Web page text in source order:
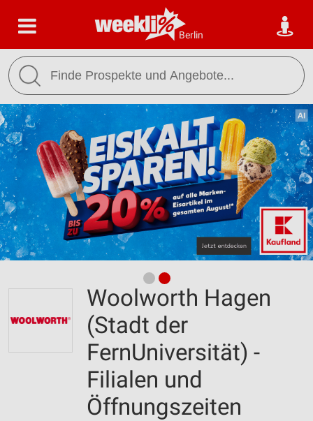
Berlin
Woolworth Hagen
(Stadt der
FernUniversität) -
Filialen und
Öffnungszeiten